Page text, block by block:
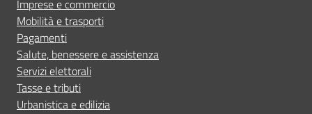
Imprese e commercio
Mobilità e trasporti
Pagamenti
Salute, benessere e assistenza
Servizi elettorali
Tasse e tributi
Urbanistica e edilizia